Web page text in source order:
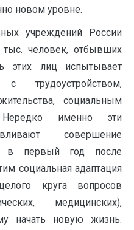
новом уровне.
учреждений России
тыс. человек, отбывших
этих лиц испытывает
трудоустройством,
социальным
именно эти
совершение
в первый год после
социальная адаптация
круга вопросов
медицинских),
начать новую жизнь.